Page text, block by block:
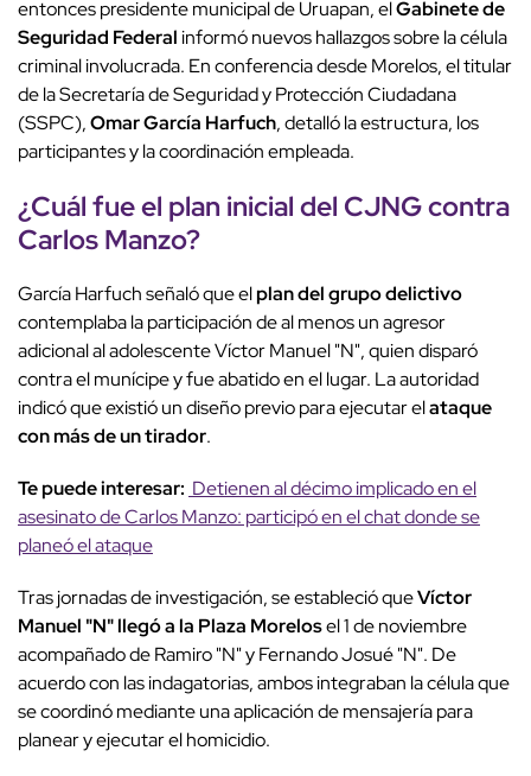
entonces presidente municipal de Uruapan, elGabinete de
Seguridad Federalinformó nuevos hallazgos sobre la célula
criminal involucrada. En conferencia desde Morelos, el titular
de la Secretaría de Seguridad y Protección Ciudadana
(SSPC),Omar García Harfuch, detalló la estructura, los
participantes y la coordinación empleada.
¿Cuál fue el plan inicial del CJNG contra
Carlos Manzo?
García Harfuch señaló que elplan del grupo delictivo
contemplaba la participación de al menos un agresor
adicional al adolescente Víctor Manuel "N", quien disparó
contra el munícipe y fue abatido en el lugar. La autoridad
indicó que existió un diseño previo para ejecutar elataque
con más de un tirador.
Te puede interesar: Detienen al décimo implicado en el
asesinato de Carlos Manzo: participó en el chat donde se
planeó el ataque
Tras jornadas de investigación, se estableció queVíctor
Manuel "N" llegó a la Plaza Morelosel 1 de noviembre
acompañado de Ramiro "N" y Fernando Josué "N". De
acuerdo con las indagatorias, ambos integraban la célula que
se coordinó mediante una aplicación de mensajería para
planear y ejecutar el homicidio.